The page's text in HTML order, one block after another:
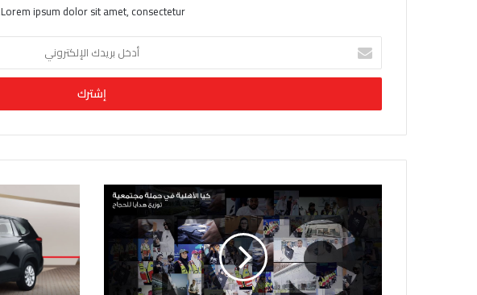
Lorem ipsum dolor sit amet, consectetur.
خ
ب
د
ك
ا
ل
ك